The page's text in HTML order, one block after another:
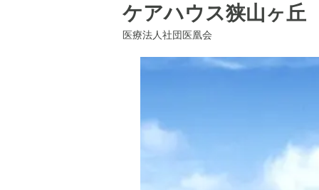
ケアハウス狭山ヶ丘
医療法人社団医凰会